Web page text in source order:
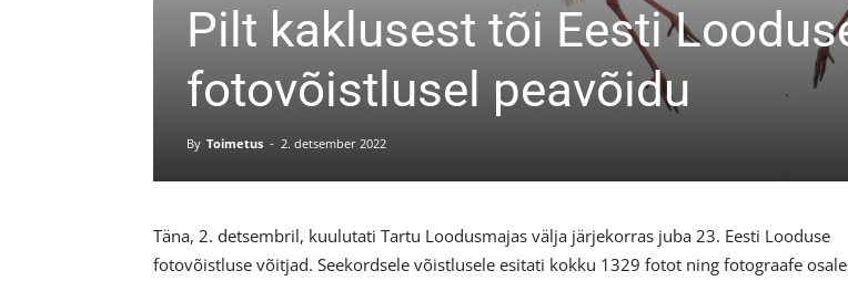
Pilt kaklusest tõi Eesti
fotovõistlusel peavõidu
By Toimetus - 2. detsember 2022
Täna, 2. detsembril, kuulutati Tartu Loodusmajas välja järjekorras juba 23. Eesti Looduse
fotovõistluse võitjad. Seekordsele võistlusele esitati kokku 1329 fotot ning fotograafe